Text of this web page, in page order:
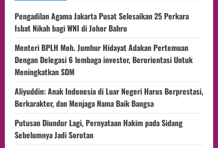
Pengadilan Agama Jakarta Pusat Selesaikan 25 Perkara
Isbat Nikah bagi WNI di Johor Bahru
Menteri BPLH Moh. Jumhur Hidayat Adakan Pertemuan
Dengan Delegasi 6 lembaga investor, Berorientasi Untuk
Meningkatkan SDM
Aliyuddin: Anak Indonesia di Luar Negeri Harus Berprestasi,
Berkarakter, dan Menjaga Nama Baik Bangsa
Putusan Diundur Lagi, Pernyataan Hakim pada Sidang
Sebelumnya Jadi Sorotan